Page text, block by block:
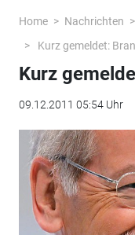
Home Nachrichten
Kurz gemeldet:
Kurz
09.12.2011 05:54 Uhr